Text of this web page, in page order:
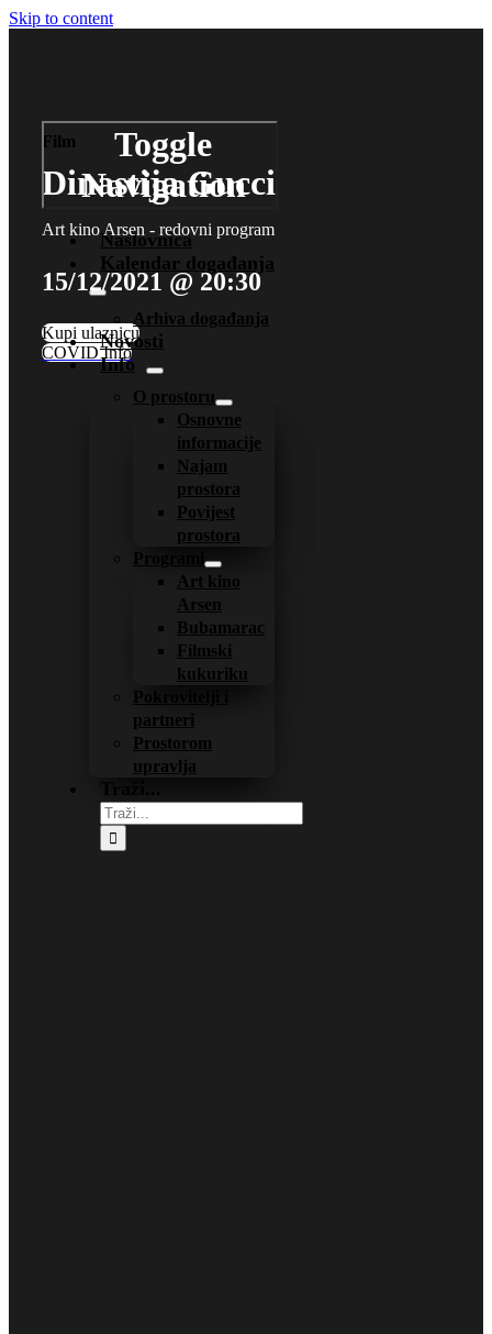
Skip to content
Toggle
Navigation
Naslovnica
Kalendar događanja
Arhiva događanja
Novosti
Info
O prostoru
Osnovne
informacije
Najam
prostora
Povijest
prostora
Programi
Art kino
Arsen
Bubamarac
Filmski
kukuriku
Pokrovitelji i
partneri
Prostorom
upravlja
Film
Dinastija Gucci
Art kino Arsen - redovni program
15/12/2021 @ 20:30
Kupi ulaznicu
COVID Info